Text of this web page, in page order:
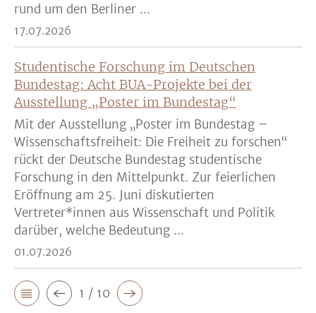
rund um den Berliner ...
17.07.2026
Studentische Forschung im Deutschen
Bundestag: Acht BUA-Projekte bei der
Ausstellung „Poster im Bundestag“
Mit der Ausstellung „Poster im Bundestag –
Wissenschaftsfreiheit: Die Freiheit zu forschen“
rückt der Deutsche Bundestag studentische
Forschung in den Mittelpunkt. Zur feierlichen
Eröffnung am 25. Juni diskutierten
Vertreter*innen aus Wissenschaft und Politik
darüber, welche Bedeutung ...
01.07.2026
1 / 10